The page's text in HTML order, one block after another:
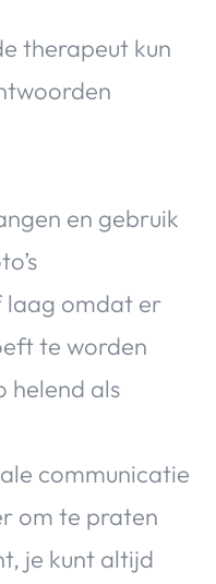
therapeut kun
en gebruik
laag omdat er
te worden
helend als
communicatie
om te praten
je kunt altijd